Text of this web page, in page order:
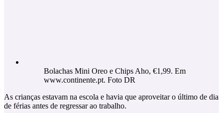
Bolachas Mini Oreo e Chips Aho, €1,99. Em
www.continente.pt. Foto DR
As crianças estavam na escola e havia que aproveitar o último de dia
de férias antes de regressar ao trabalho.